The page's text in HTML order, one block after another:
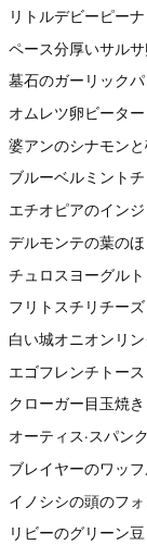
リトルデビーピー
ペース分厚いサル
墓石のガーリック
オムレツ卵ビーター
婆アンのシナモン
ブルーベルミント
エチオピアのイン
デルモンテの葉の
チュロスヨーグルト
フリトスチリチー
白い城オニオンリ
エゴフレンチトー
クローガー目玉焼き
オーティス·スパン
ブレイヤーのワッ
イノシシの頭のフ
リビーのグリーン豆